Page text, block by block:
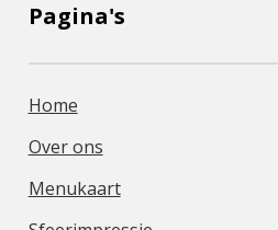
Pagina's
Home
Over ons
Menukaart